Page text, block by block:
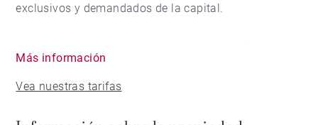
exclusivos y demandados de la capital.
rodeada de un jardín consolidado con arbolado
Más información
Vea nuestras tarifas